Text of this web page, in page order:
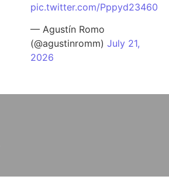
pic.twitter.com/Pppyd23460
— Agustín Romo
(@agustinromm)July 21,
2026